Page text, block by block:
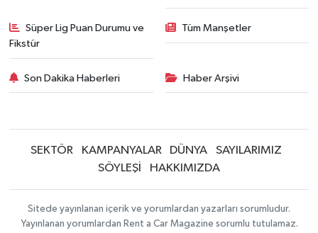
Süper Lig Puan Durumu ve
Fikstür
Tüm Manşetler
Son Dakika Haberleri Haber Arşivi
SEKTÖR KAMPANYALAR DÜNYA
SAYILARIMIZ
SÖYLEŞİ
HAKKIMIZDA
Sitede yayınlanan içerik ve yorumlardan yazarları sorumludur.
Yayınlanan yorumlardan Rent a Car Magazine sorumlu tutulamaz.